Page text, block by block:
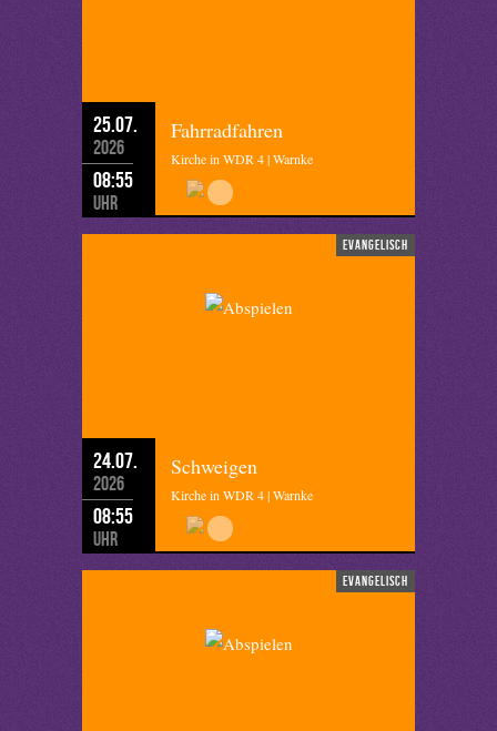
25.07.
2026
08:55
Uhr
Fahrradfahren
Kirche in WDR 4 | Warnke
evangelisch
24.07.
2026
08:55
Uhr
Schweigen
Kirche in WDR 4 | Warnke
evangelisch